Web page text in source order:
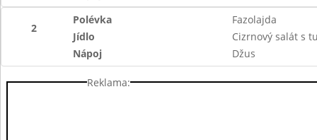
2
Polévka
Fazolajda
Jídlo
Cizrnový salát s
Nápoj
Džus
Reklama: